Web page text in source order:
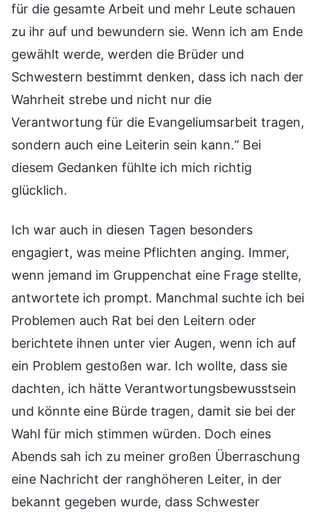
für die gesamte Arbeit und mehr Leute schauen
zu ihr auf und bewundern sie. Wenn ich am Ende
gewählt werde, werden die Brüder und
Schwestern bestimmt denken, dass ich nach der
Wahrheit strebe und nicht nur die
Verantwortung für die Evangeliumsarbeit tragen,
sondern auch eine Leiterin sein kann.“ Bei
diesem Gedanken fühlte ich mich richtig
glücklich.
Ich war auch in diesen Tagen besonders
engagiert, was meine Pflichten anging. Immer,
wenn jemand im Gruppenchat eine Frage stellte,
antwortete ich prompt. Manchmal suchte ich bei
Problemen auch Rat bei den Leitern oder
berichtete ihnen unter vier Augen, wenn ich auf
ein Problem gestoßen war. Ich wollte, dass sie
dachten, ich hätte Verantwortungsbewusstsein
und könnte eine Bürde tragen, damit sie bei der
Wahl für mich stimmen würden. Doch eines
Abends sah ich zu meiner großen Überraschung
eine Nachricht der ranghöheren Leiter, in der
bekannt gegeben wurde, dass Schwester